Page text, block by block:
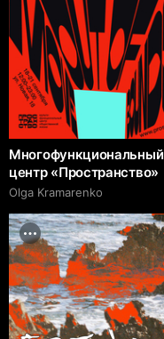
Многофункциональный
центр «Пространство»
Olga Kramarenko